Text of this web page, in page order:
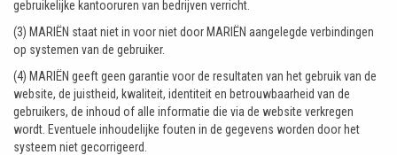
gebruikelijke kantooruren van bedrijven verricht.
(3) MARIËN staat niet in voor niet door MARIËN aangelegde verbindingen
op systemen van de gebruiker.
(4) MARIËN geeft geen garantie voor de resultaten van het gebruik van de
website, de juistheid, kwaliteit, identiteit en betrouwbaarheid van de
gebruikers, de inhoud of alle informatie die via de website verkregen
wordt. Eventuele inhoudelijke fouten in de gegevens worden door het
systeem niet gecorrigeerd.